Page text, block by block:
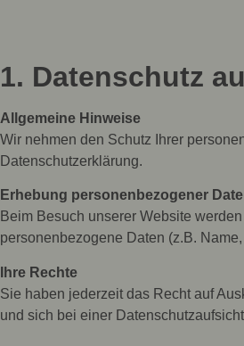
1. Datenschutz
Allgemeine Hinweise
Wir nehmen den Schutz Ihrer
Datenschutzerklärung.
Erhebung personenbezogener
Beim Besuch unserer Website
personenbezogene Daten (z.B.
Ihre Rechte
Sie haben jederzeit das Recht auf
und sich bei einer